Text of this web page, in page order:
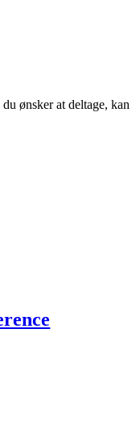
ønsker at deltage, kan